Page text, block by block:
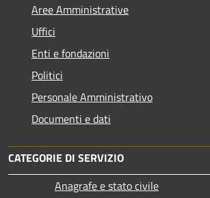
Aree Amministrative
Uffici
Enti e fondazioni
Politici
Personale Amministrativo
Documenti e dati
CATEGORIE DI SERVIZIO
Anagrafe e stato civile